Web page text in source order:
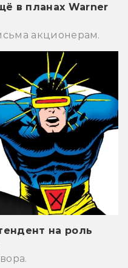
в планах Warner
акционерам.
на роль